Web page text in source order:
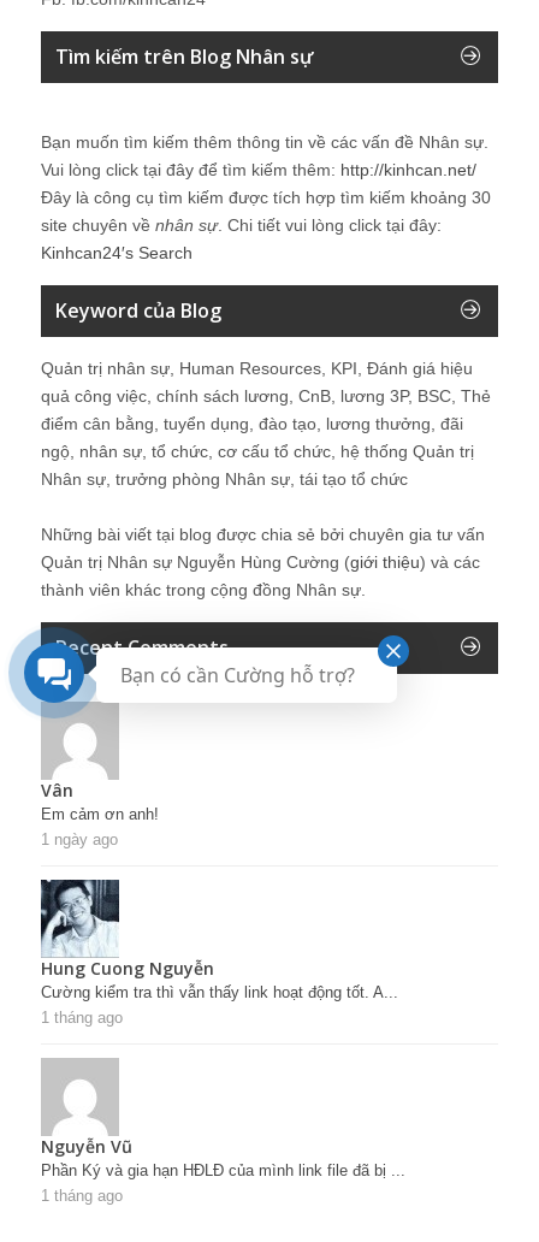
Tìm kiếm trên Blog Nhân sự
Bạn muốn tìm kiếm thêm thông tin về các vấn đề Nhân sự
Vui lòng click tại đây để tìm kiếm thêm: http://kinhcan.net/
Đây là công cụ tìm kiếm được tích hợp tìm kiếm khoảng 30
site chuyên về nhân sự. Chi tiết vui lòng click tại đây:
Kinhcan24′s Search
Keyword của Blog
Quản trị nhân sự, Human Resources, KPI, Đánh giá hiệu
quả công việc, chính sách lương, CnB, lương 3P, BSC, Thẻ
điểm cân bằng, tuyển dụng, đào tạo, lương thưởng, đãi
ngộ, nhân sự, tổ chức, cơ cấu tổ chức, hệ thống Quản trị
Nhân sự, trưởng phòng Nhân sự, tái tạo tổ chức
Những bài viết tại blog được chia sẻ bởi chuyên gia tư vấn
Quản trị Nhân sự Nguyễn Hùng Cường (giới thiệu) và các
thành viên khác trong cộng đồng Nhân sự.
Recent Comments
Vân
Em cảm ơn anh!
1 ngày ago
Hung Cuong Nguyễn
Cường kiểm tra thì vẫn thấy link hoạt động tốt. A...
1 tháng ago
Nguyễn Vũ
Phần Ký và gia hạn HĐLĐ của mình link file đã bị ...
1 tháng ago
Bạn có cần Cường hỗ trợ?